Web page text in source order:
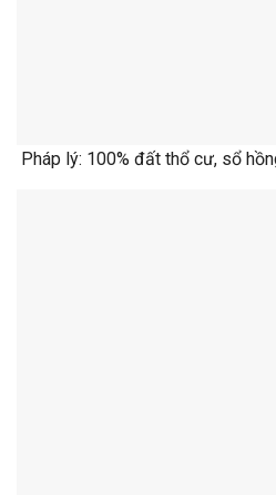
Pháp lý: 100% đất thổ cư, sổ